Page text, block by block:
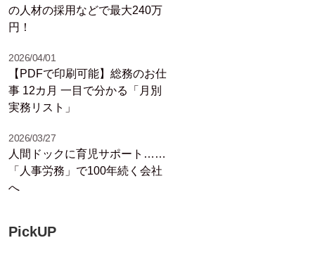
の人材の採用などで最大240万
円！
2026/04/01
【PDFで印刷可能】総務のお仕
事 12カ月 一目で分かる「月別
実務リスト」
2026/03/27
人間ドックに育児サポート……
「人事労務」で100年続く会社
へ
PickUP